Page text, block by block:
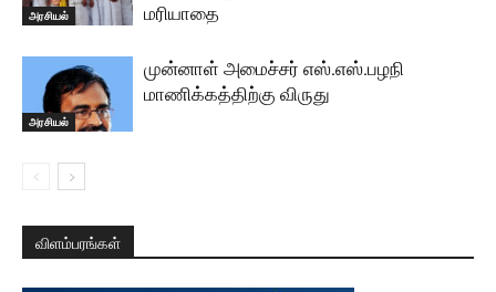
அரசியல்
மரியாதை
அரசியல்
முன்னாள் அமைச்சர் எஸ்.எஸ்.பழநி
மாணிக்கத்திற்கு விருது
விளம்பரங்கள்